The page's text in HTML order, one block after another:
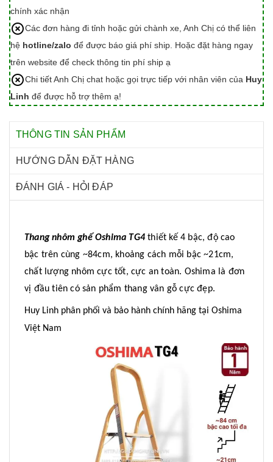
chính xác nhận
Các đơn hàng đi tỉnh hoặc gửi chành xe, Anh Chị có thể liên
hệ hotline/zalo để được báo giá phí ship. Hoặc đặt hàng ngay
trên website để check thông tin phí ship ạ
Chi tiết Anh Chị chat hoặc gọi trực tiếp với nhân viên của Huy
Linh để được hỗ trợ thêm ạ!
THÔNG TIN SẢN PHẨM
HƯỚNG DẪN ĐẶT HÀNG
ĐÁNH GIÁ - HỎI ĐÁP
Thang nhôm ghế Oshima TG4 thiết kế 4 bậc, độ cao
bậc trên cùng ~84cm, khoảng cách mỗi bậc ~21cm,
chất lượng nhôm cực tốt, cực an toàn. Oshima là đơn
vị đầu tiên có sản phẩm thang vân gỗ cực đẹp.
Huy Linh phân phối và bảo hành chính hãng tại Oshima
Việt Nam